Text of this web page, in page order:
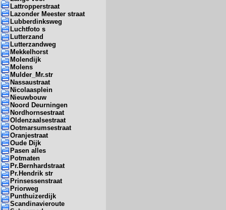
Lattropperstraat
Lazonder Meester straat
Lubberdinksweg
Luchtfoto s
Lutterzand
Lutterzandweg
Mekkelhorst
Molendijk
Molens
Mulder_Mr.str
Nassaustraat
Nicolaasplein
Nieuwbouw
Noord Deurningen
Nordhornsestraat
Oldenzaalsestraat
Ootmarsumsestraat
Oranjestraat
Oude Dijk
Pasen alles
Potmaten
Pr.Bernhardstraat
Pr.Hendrik str
Prinsessenstraat
Priorweg
Punthuizerdijk
Scandinavieroute